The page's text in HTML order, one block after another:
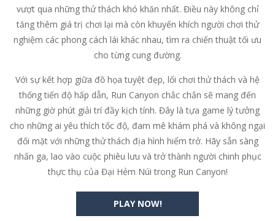
vượt qua những thử thách khó khăn nhất. Điều này không chỉ
tăng thêm giá trị chơi lại mà còn khuyến khích người chơi thử
nghiệm các phong cách lái khác nhau, tìm ra chiến thuật tối ưu
cho từng cung đường.
Với sự kết hợp giữa đồ họa tuyệt đẹp, lối chơi thử thách và hệ
thống tiến độ hấp dẫn, Run Canyon chắc chắn sẽ mang đến
những giờ phút giải trí đầy kịch tính. Đây là tựa game lý tưởng
cho những ai yêu thích tốc độ, đam mê khám phá và không ngại
đối mặt với những thử thách địa hình hiểm trở. Hãy sẵn sàng
nhấn ga, lao vào cuộc phiêu lưu và trở thành người chinh phục
thực thụ của Đại Hẻm Núi trong Run Canyon!
PLAY NOW!